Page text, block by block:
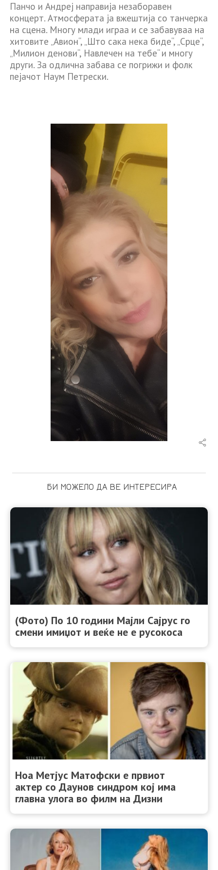
Панчо и Андреј направија незаборавен
концерт. Атмосферата ја вжештија со танчерка
на сцена. Многу млади играа и се забавуваа на
хитовите „Авион“, „Што сака нека биде“, „Срце“,
„Милион денови“, Навлечен на тебе“ и многу
други. За одлична забава се погрижи и фолк
пејачот Наум Петрески.
БИ МОЖЕЛО ДА ВЕ ИНТЕРЕСИРА
(Фото) По 10 години Мајли Сајрус го
смени имиџот и веќе не е русокоса
Ноа Метјус Матофски е првиот
актер со Даунов синдром кој има
главна улога во филм на Дизни